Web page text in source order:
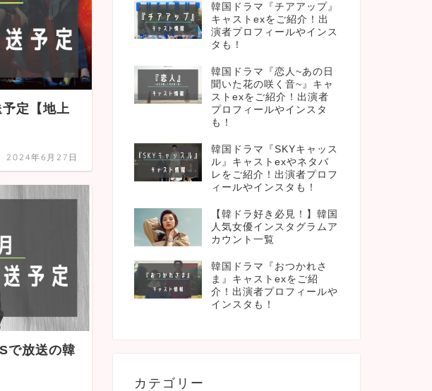
定【地上
2024年6月27日
で放送の韓
韓国ドラマ『チアアップ』
キャストexをご紹介！出
演者プロフィールやインス
タも！
韓国ドラマ『恋人~あの日
聞いた花の咲く音~』キャ
ストexをご紹介！出演者
プロフィールやインスタ
も！
韓国ドラマ『SKYキャッス
ル』キャストexやネタバ
レをご紹介！出演者プロフ
ィールやインスタも！
【韓ドラ好き必見！】韓国
人気女優インスタグラムア
カウント一覧
韓国ドラマ『おつかれさ
ま』キャストexをご紹
介！出演者プロフィールや
インスタも！
カテゴリー